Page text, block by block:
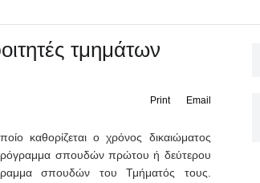
τμημάτων
Email
Print
καθορίζεται ο χρόνος δικαιώματος
σπουδών πρώτου ή δεύτερου
σπουδών του Τμήματός τους.